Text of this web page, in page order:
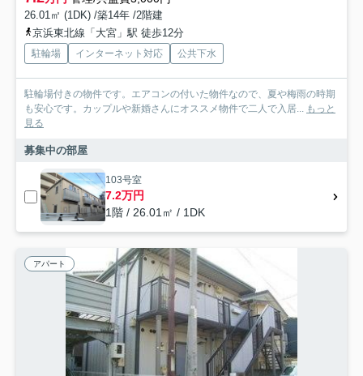
26.01㎡ (1DK) /築14年 /2階建
京浜東北線「大宮」駅 徒歩12分
駐輪場 インターネット対応 公共下水
駐輪場付きの物件です。エアコンの付いた物件なので、夏や梅雨の時期
も安心です。カップルや新婚さんにオススメ物件で二人で入居... もっと
見る
募集中の部屋
103号室
7.2万円
1階 / 26.01㎡ / 1DK
アパート